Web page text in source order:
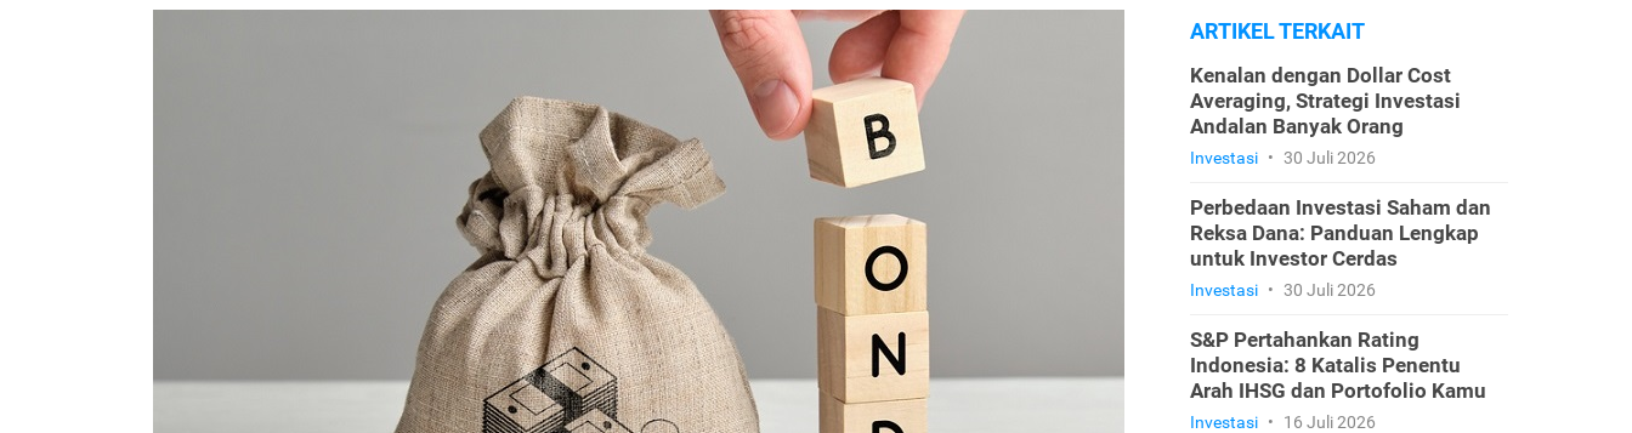
ARTIKEL TERKAIT
Kenalan dengan Dollar Cost
Averaging, Strategi Investasi
Andalan Banyak Orang
Investasi • 30 Juli 2026
Perbedaan Investasi Saham dan
Reksa Dana: Panduan Lengkap
untuk Investor Cerdas
Investasi • 30 Juli 2026
S&P Pertahankan Rating
Indonesia: 8 Katalis Penentu
Arah IHSG dan Portofolio Kamu
Investasi • 16 Juli 2026